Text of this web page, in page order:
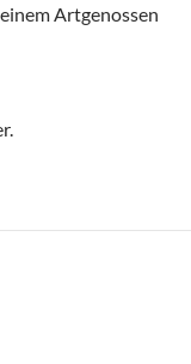
Artgenossen